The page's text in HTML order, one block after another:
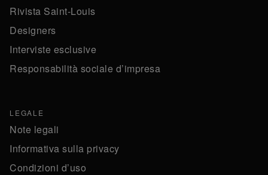
Rivista Saint-Louis
Designers
Interviste esclusive
Responsabilità sociale d’impresa
LEGALE
Note legali
Informativa sulla privacy
Condizioni d’uso